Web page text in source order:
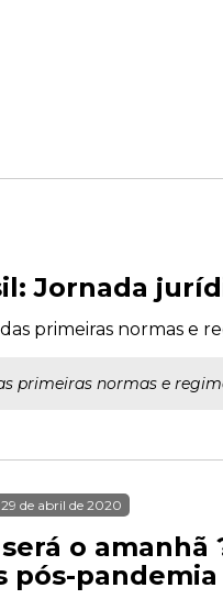
Jornada
primeiras normas e
primeiras normas e
de abril de 2020
o amanhã
pós-pandemia